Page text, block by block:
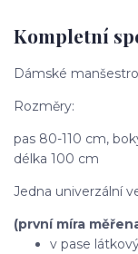
Kompletní
Dámské
Rozměry:
pas 80-110 cm,
délka 100 cm
Jedna univerzální
(první míra
v pase